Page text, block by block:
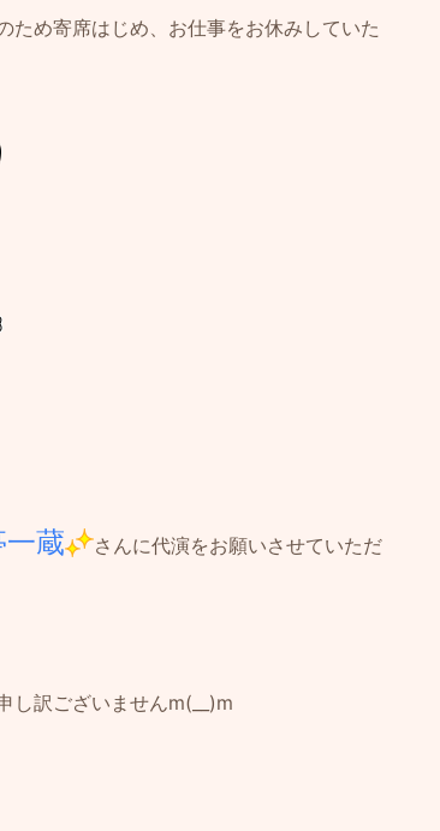
ため寄席はじめ、お仕事をお休みしていた
蔵
さんに代演をお願いさせていただ
し訳ございませんm(__)m